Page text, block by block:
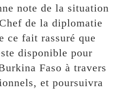
note de la situation
de la diplomatie
ce fait rassuré que
disponible pour
Faso à travers
et poursuivra